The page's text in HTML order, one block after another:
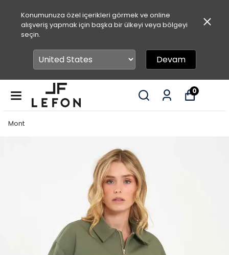
Konumunuza özel içerikleri görmek ve online
alışveriş yapmak için başka bir ülkeyi veya bölgeyi
seçin.
Devam
0
Mont